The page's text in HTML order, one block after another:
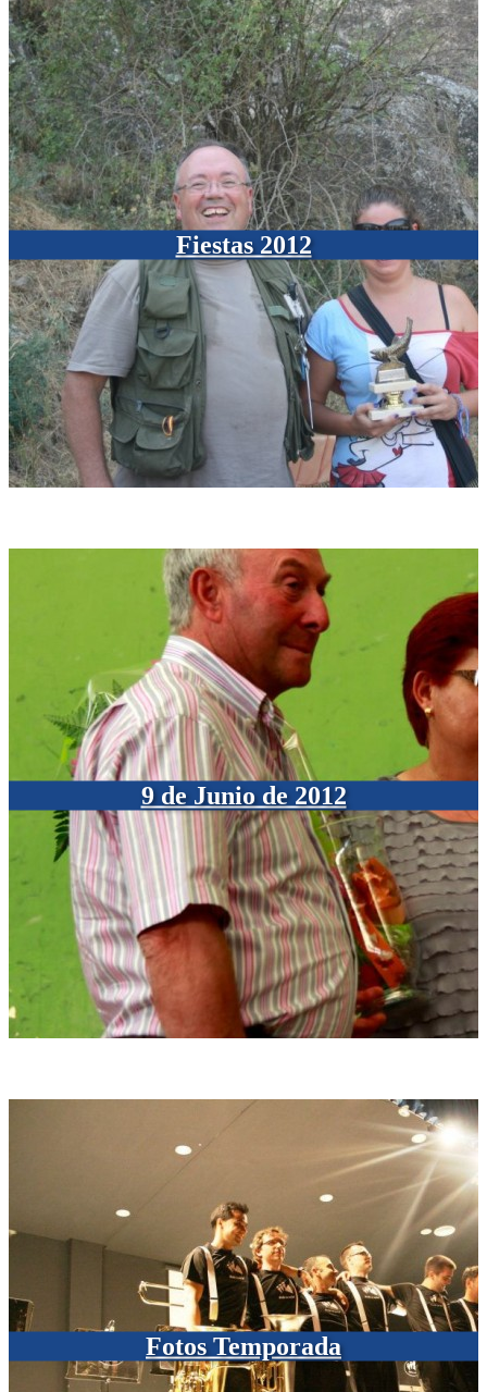
Fiestas 2012
9 de Junio de 2012
Fotos Temporada